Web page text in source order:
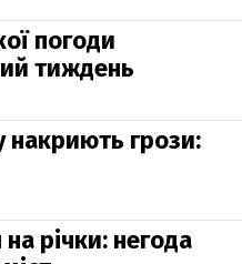
погоди
тиждень
накриють грози:
річки: негода